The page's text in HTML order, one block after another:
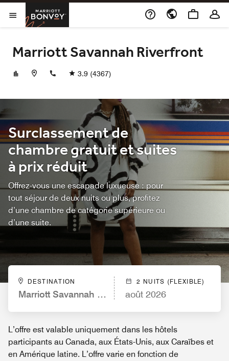
Skip to Content
Ouvrir le menu
Marriott Bonvoy
Marriott Savannah Riverfront
+19122337722
3.9 (4367)
Surclassement de
chambre gratuit et suites
à prix réduit
Offrez-vous une escapade luxueuse : pour
tout séjour de deux nuits ou plus, profitez
d’une chambre de catégorie supérieure ou
d’une suite.
DESTINATION
Marriott Savannah Riverfront
2 NUITS (FLEXIBLE)
août 2026
L’offre est valable uniquement dans les hôtels
participants au Canada, aux États-Unis, aux Caraïbes et
en Amérique latine. L’offre varie en fonction de